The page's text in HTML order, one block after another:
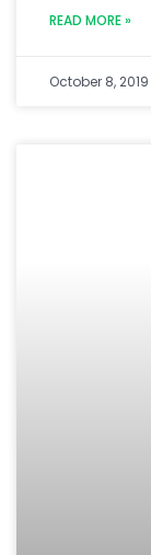
READ MORE »
October 8, 2019